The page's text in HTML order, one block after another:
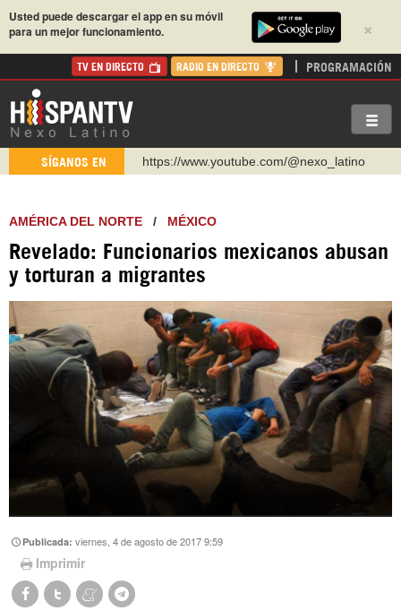
×
Usted puede descargar el app en su móvil
para un mejor funcionamiento.
TV EN DIRECTO RADIO EN DIRECTO PROGRAMACIÓN
SÍGANOS EN
https://www.youtube.com/@nexo_latino
https://t.me/hispantvcanal
https://urmedium.com/c/hispantv
WhatsApp y Viber: +98 921 79 29 404
https://www.facebook.com/Nexolatino.Canal
AMÉRICA DEL NORTE / MÉXICO
Revelado: Funcionarios mexicanos abusan
y torturan a migrantes
Publicada:viernes, 4 de agosto de 2017 9:59
Imprimir